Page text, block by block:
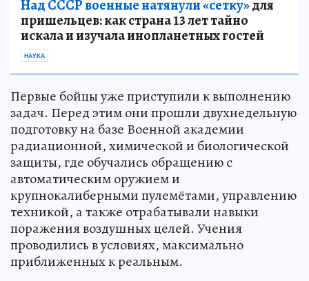
Над СССР военные натянули «сетку»для
пришельцев: как страна 13 лет тайно
искала и изучала инопланетных гостей
НАУКА
Первые бойцы уже приступили к выполнению
задач. Перед этим они прошли двухнедельную
подготовку на базе Военной академии
радиационной, химической и биологической
защиты, где обучались обращению с
автоматическим оружием и
крупнокалиберными пулемётами, управлению
техникой, а также отрабатывали навыки
поражения воздушных целей. Учения
проводились в условиях, максимально
приближенных к реальным.